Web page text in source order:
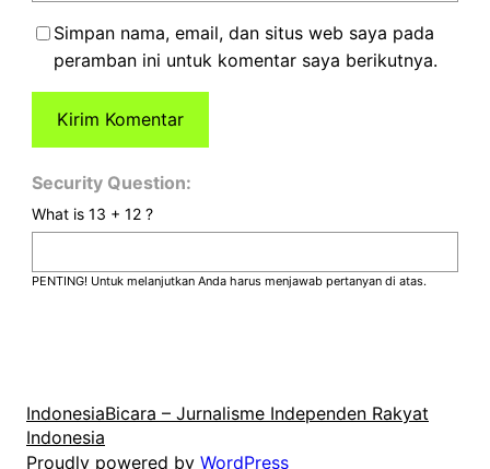
Simpan nama, email, dan situs web saya pada
peramban ini untuk komentar saya berikutnya.
Security Question:
What is 13 + 12 ?
PENTING! Untuk melanjutkan Anda harus menjawab pertanyan di atas.
IndonesiaBicara – Jurnalisme Independen Rakyat
Indonesia
Proudly powered by WordPress